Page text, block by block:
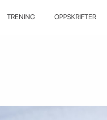
TRENING OPPSKRIFTER